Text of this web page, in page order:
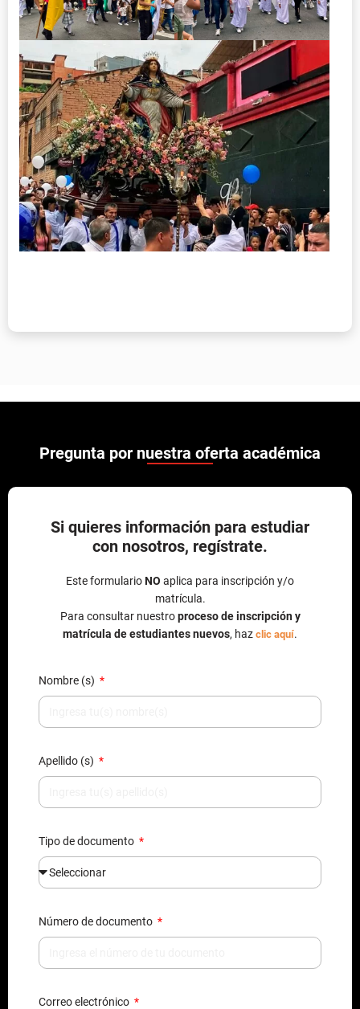
Pregunta por nuestra oferta académica
Si quieres información para estudiar
con nosotros, regístrate.
Este formularioNO aplica para inscripción y/o
matrícula.
Para consultar nuestroproceso de inscripción y
matrícula de estudiantes nuevos, haz clic aquí.
Nombre (s)
Apellido (s)
Tipo de documento
Número de documento
Correo electrónico